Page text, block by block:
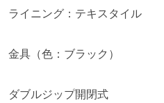
ライニング：テキスタイル
金具（色：ブラック）
ダブルジップ開閉式